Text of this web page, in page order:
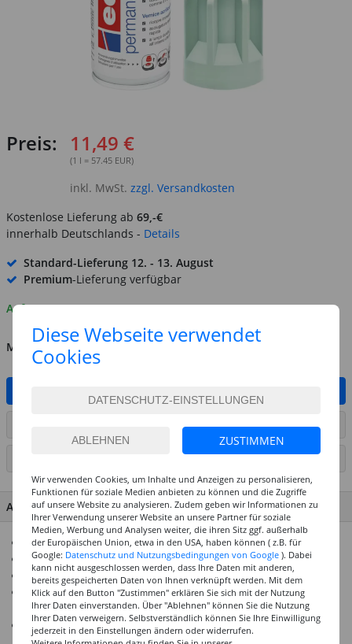
Preis: 11,49 €
(1 l = 57.45 EUR)
inkl. MwSt. zzgl. Versandkosten
Kostenlose Lieferung ab 69,-€
innerhalb Deutschlands - Details
Standard-Lieferung 12. - 13. August
Premium-Lieferung verfügbar
Auf Lager
MENGE
ARTIKEL AUF WUNSCHLISTE SETZEN
SEITE DRUCKEN
ARTIKEL MERKMALE & DETAILS
Schnell trocknender Sprühlack
Witterungsbeständig, kratzfest, stoßfest, vergilbungsfrei
200 ml reichen für ca. 1 qm
Für viele Untergründe geeignet - sonst Edding
Grundierungsspray verwenden
Sehr gut deckend
Diese Webseite verwendet
Cookies
ZUSTIMMEN
Wir verwenden Cookies, um Inhalte und Anzeigen zu personalisieren,
Funktionen für soziale Medien anbieten zu können und die Zugriffe
auf unsere Website zu analysieren. Zudem geben wir Informationen zu
Ihrer Verwendung unserer Website an unsere Partner für soziale
Medien, Werbung und Analysen weiter, die ihren Sitz ggf. außerhalb
der Europäischen Union, etwa in den USA, haben können ( z.B. für
Google: Datenschutz und Nutzungsbedingungen von Google ). Dabei
kann nicht ausgeschlossen werden, dass Ihre Daten mit anderen,
bereits gespeicherten Daten von Ihnen verknüpft werden. Mit dem
Klick auf den Button "Zustimmen" erklären Sie sich mit der Nutzung
Ihrer Daten einverstanden. Über "Ablehnen" können Sie die Nutzung
Ihrer Daten verweigern. Selbstverständlich können Sie Ihre Einwilligung
jederzeit in den Einstellungen ändern oder widerrufen.